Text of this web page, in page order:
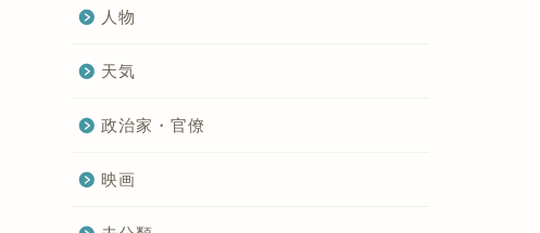
人物
天気
政治家・官僚
映画